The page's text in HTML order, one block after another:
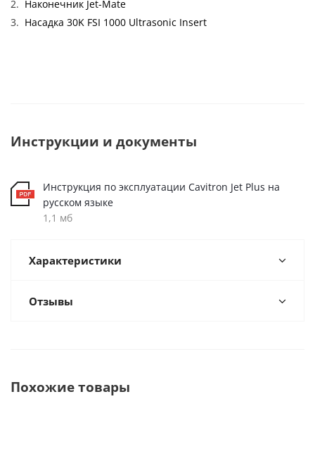
Наконечник Jet-Mate
Насадка 30K FSI 1000 Ultrasonic Insert
Инструкции и документы
Инструкция по эксплуатации Cavitron Jet Plus на
русском языке
1,1 мб
Характеристики
Отзывы
Похожие товары